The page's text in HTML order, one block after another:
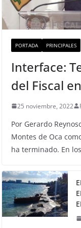
PORTADA PRINCIPALES
Interface:
del Fiscal
25 noviembre, 2022
Por Gerardo
Montes de Oca
ha terminado. En